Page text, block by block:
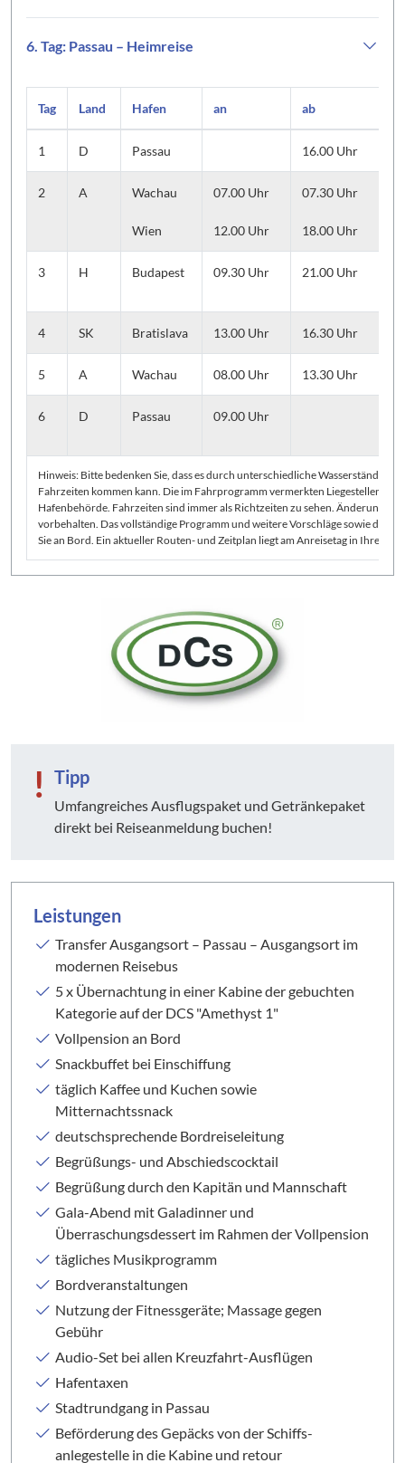
6. Tag: Passau – Heimreise
Tag Land Hafen an ab
1 D Passau 16.00 Uhr
2 A Wachau
Wien
07.00 Uhr
12.00 Uhr
07.30 Uhr
18.00 Uhr
3 H Budapest 09.30 Uhr 21.00 Uhr
4 SK Bratislava 13.00 Uhr 16.30 Uhr
5 A Wachau 08.00 Uhr 13.30 Uhr
6 D Passau 09.00 Uhr
Hinweis: Bitte bedenken Sie, dass es durch unterschiedliche Wasserstände
Fahrzeiten kommen kann. Die im Fahrprogramm vermerkten Liegestellen
Hafenbehörde. Fahrzeiten sind immer als Richtzeiten zu sehen. Änderungen
vorbehalten. Das vollständige Programm und weitere Vorschläge sowie die
Sie an Bord. Ein aktueller Routen- und Zeitplan liegt am Anreisetag in Ihrer
! Tipp
Umfangreiches Ausflugspaket und Getränkepaket
direkt bei Reiseanmeldung buchen!
Leistungen
Transfer Ausgangsort – Passau – Ausgangsort im
modernen Reisebus
5 x Übernachtung in einer Kabine der gebuchten
Kategorie auf der DCS "Amethyst 1"
Vollpension an Bord
Snackbuffet bei Einschiffung
täglich Kaffee und Kuchen sowie
Mitternachtssnack
deutschsprechende Bordreiseleitung
Begrüßungs- und Abschiedscocktail
Begrüßung durch den Kapitän und Mannschaft
Gala-Abend mit Galadinner und
Überraschungsdessert im Rahmen der Vollpension
tägliches Musikprogramm
Bordveranstaltungen
Nutzung der Fitnessgeräte; Massage gegen
Gebühr
Audio-Set bei allen Kreuzfahrt-Ausflügen
Hafentaxen
Stadtrundgang in Passau
Beförderung des Gepäcks von der Schiffs­
anlegestelle in die Kabine und retour